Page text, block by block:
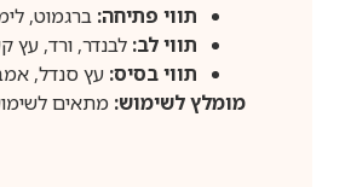
תווי פתיחה: ברגמוט,
תווי לב: לבנדר, ורד, עץ
תווי בסיס: עץ סנדל,
מומלץ לשימוש: מתאים